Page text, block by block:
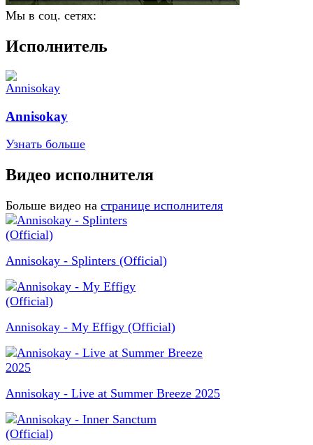
Мы в соц. сетях:
Исполнитель
Annisokay
Узнать больше
Видео исполнителя
Больше видео на странице исполнителя
Annisokay - Splinters (Official)
Annisokay - My Effigy (Official)
Annisokay - Live at Summer Breeze 2025